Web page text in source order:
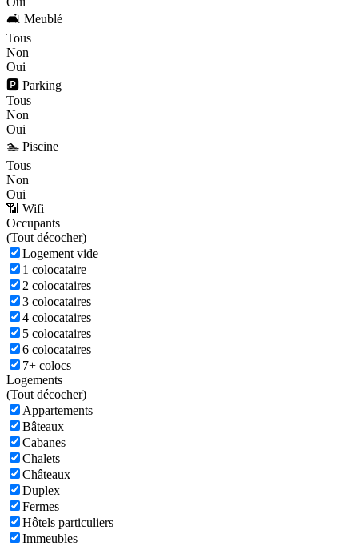
🛋️ Meublé
Tous
Non
Oui
🅿️ Parking
Tous
Non
Oui
🏊 Piscine
Tous
Non
Oui
📶 Wifi
Occupants
(Tout décocher)
Logement vide
1 colocataire
2 colocataires
3 colocataires
4 colocataires
5 colocataires
6 colocataires
7+ colocs
Logements
(Tout décocher)
Appartements
Bâteaux
Cabanes
Chalets
Châteaux
Duplex
Fermes
Hôtels particuliers
Immeubles